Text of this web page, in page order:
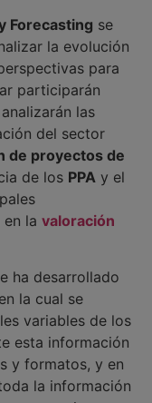
Forecasting se
la evolución
para
participarán
las
del sector
de proyectos de
de los PPA y el
la valoración
ha desarrollado
la cual se
variables de los
esta información
y formatos, y en
la información